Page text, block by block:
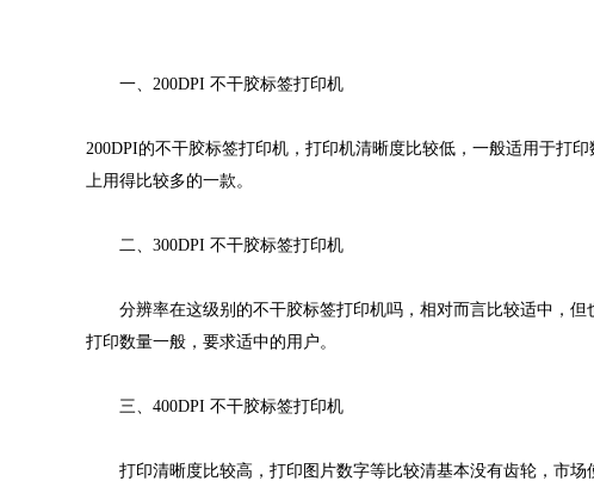
一、200DPI 不干胶标签打印机
200DPI的不干胶标签打印机，打印机清晰度比较低，一般适用于打
上用得比较多的一款。
二、300DPI 不干胶标签打印机
分辨率在这级别的不干胶标签打印机吗，相对而言比较适中，但
打印数量一般，要求适中的用户。
三、400DPI 不干胶标签打印机
打印清晰度比较高，打印图片数字等比较清基本没有齿轮，市场